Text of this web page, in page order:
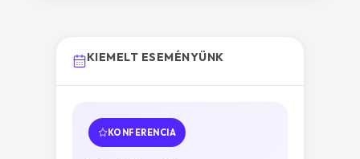
KIEMELT ESEMÉNYÜNK
KONFERENCIA